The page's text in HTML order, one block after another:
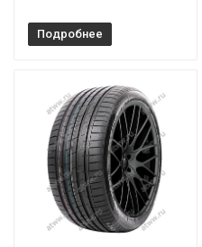
Подробнее